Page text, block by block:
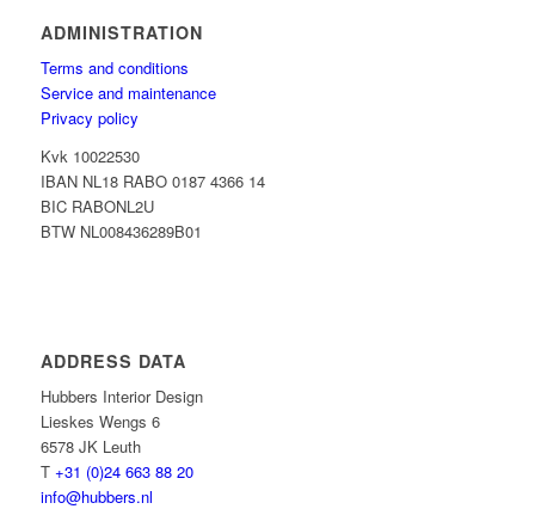
ADMINISTRATION
Terms and conditions
Service and maintenance
Privacy policy
Kvk 10022530
IBAN NL18 RABO 0187 4366 14
BIC RABONL2U
BTW NL008436289B01
ADDRESS DATA
Hubbers Interior Design
Lieskes Wengs 6
6578 JK Leuth
T +31 (0)24 663 88 20
info@hubbers.nl